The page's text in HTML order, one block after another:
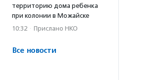
территорию дома ребенка
при колонии в Можайске
10:32 · Прислано НКО
Все новости